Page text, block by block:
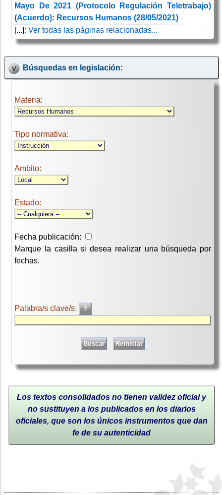
Mayo De 2021 (Protocolo Regulación Teletrabajo)
(Acuerdo): Recursos Humanos (28/05/2021)
[...]: Ver todas las páginas relacionadas...
Búsquedas en legislación:
Materia:
Tipo normativa:
Ambito:
Estado:
Fecha publicación:
Marque la casilla si desea realizar una búsqueda por
fechas.
Palabra/s clave/s:
Los textos consolidados no tienen validez oficial y
no sustituyen a los publicados en los diarios
oficiales, que son los únicos instrumentos que dan
fe de su autenticidad